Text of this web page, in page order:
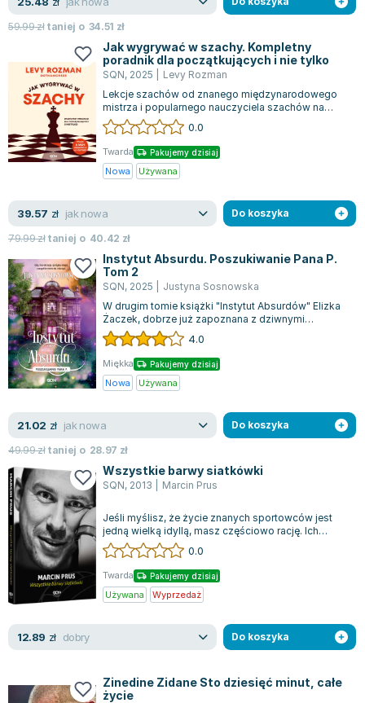
59.99złtaniej o 34.51 zł
Jak wygrywać w szachy. Kompletny
poradnik dla początkujących i nie tylko
SQN, 2025
Levy Rozman
Lekcje szachów od znanego międzynarodowego
mistrza i popularnego nauczyciela szachów na
YouTube, Levy’ego Rozmana, znanego jako Go...
0.0
Twarda Pakujemy dzisiaj
Nowa Używana
39.57 zł jak nowa
79.99złtaniej o 40.42 zł
Do koszyka
Instytut Absurdu. Poszukiwanie Pana P.
Tom 2
SQN, 2025
Justyna Sosnowska
W drugim tomie książki "Instytut Absurdów" Elizka
Żaczek, dobrze już zapoznana z dziwnymi
zjawiskami, które nie przyszłyby do głow...
4.0
Miękka Pakujemy dzisiaj
Nowa Używana
21.02 zł jak nowa
49.99złtaniej o 28.97 zł
Do koszyka
Wszystkie barwy siatkówki
SQN, 2013 Marcin Prus
Jeśli myślisz, że życie znanych sportowców jest
jedną wielką idyllą, masz częściowo rację. Ich
ścieżka może wydawać się mniej skom...
0.0
Twarda Pakujemy dzisiaj
Używana Wyprzedaż
12.89 zł dobry Do koszyka
Zinedine Zidane Sto dziesięć minut, całe
życie